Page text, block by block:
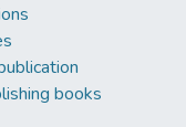
books